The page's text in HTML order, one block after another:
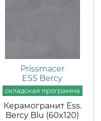
Prissmacer
ESS Bercy
Керамогранит Ess.
Bercy Blu (60x120)